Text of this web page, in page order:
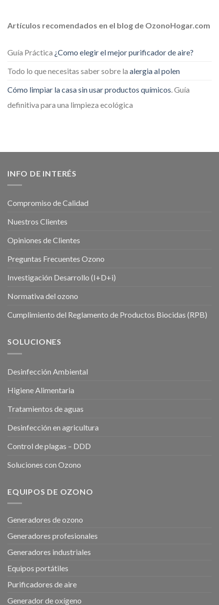
Artículos recomendados en el blog de OzonoHogar.com
Guía Práctica ¿Como elegir el mejor purificador de aire?
Todo lo que necesitas saber sobre la alergia al polen
Cómo limpiar la casa sin usar productos químicos . Guía
definitiva para una limpieza ecológica
INFO DE INTERÉS
Compromiso de Calidad
Nuestros Clientes
Opiniones de Clientes
Preguntas Frecuentes Ozono
Investigación Desarrollo (I+D+i)
Normativa del ozono
Cumplimiento del Reglamento de Productos Biocidas (RPB)
SOLUCIONES
Desinfección Ambiental
Higiene Alimentaria
Tratamientos de aguas
Desinfección en agricultura
Control de plagas – DDD
Soluciones con Ozono
EQUIPOS DE OZONO
Generadores de ozono
Generadores profesionales
Generadores industriales
Equipos portátiles
Purificadores de aire
Generador de oxígeno